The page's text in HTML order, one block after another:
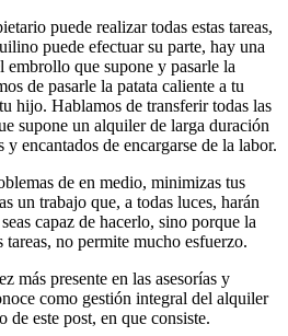
puede realizar todas estas tareas,
puede efectuar su parte, hay una
embrollo que supone y pasarle la
de pasarle la patata caliente a tu
hijo. Hablamos de transferir todas las
supone un alquiler de larga duración
encantados de encargarse de la labor.
de en medio, minimizas tus
un trabajo que, a todas luces, harán
capaz de hacerlo, sino porque la
tareas, no permite mucho esfuerzo.
más presente en las asesorías y
como gestión integral del alquiler
este post, en que consiste.